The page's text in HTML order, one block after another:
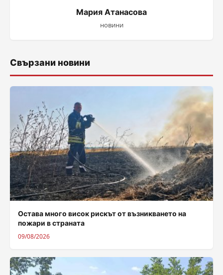
Мария Атанасова
новини
Свързани новини
Остава много висок рискът от възникването на
пожари в страната
09/08/2026